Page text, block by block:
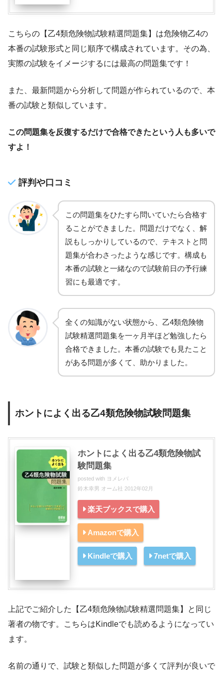
こちらの【乙4類危険物試験精選問題集】は危険物乙4の
本番の試験形式と同じ順序で構成されています。その為、
実際の試験をイメージするには最高の問題集です！
また、最新問題から分析して問題が作られているので、本
番の試験と類似しています。
この問題集を反復するだけで合格できたという人も多いで
すよ！
評判や口コミ
この問題集をひたすら問いていたら合格す
ることができました。問題だけでなく、解
説もしっかりしているので、テキストと問
題集が合わさったような感じです。構成も
本番の試験と一緒なので試験前日の予行練
習にも最適です。
全くの知識がない状態から、乙4類危険物
試験精選問題集を一ヶ月半ほど勉強したら
合格できました。本番の試験でも見たこと
がある問題が多くて、助かりました。
ホントによく出る乙4類危険物試験問題集
ホントによく出る乙4類危険物試
験問題集
posted with ヨメレバ
鈴木幸男 オーム社 2012年02月
楽天ブックスで購入
Amazonで購入
Kindleで購入 7netで購入
上記でご紹介した【乙4類危険物試験精選問題集】と同じ
著者の物です。こちらはKindleでも読めるようになってい
ます。
名前の通りで、試験と類似した問題が多くて評判が良いで